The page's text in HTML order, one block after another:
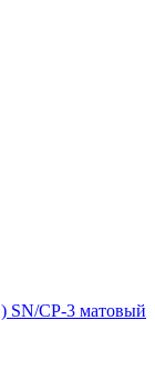
SN/CP-3 матовый